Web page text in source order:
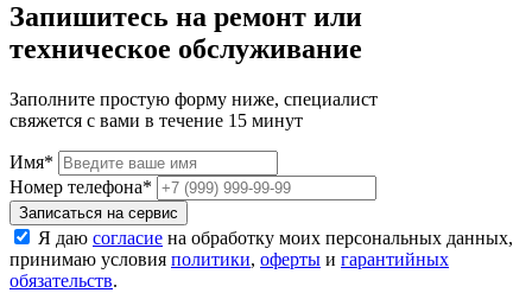
Запишитесь на ремонт или
техническое обслуживание
Заполните простую форму ниже, специалист
свяжется с вами в течение 15 минут
Имя*
Номер телефона*
Записаться на сервис
Я даю согласие на обработку моих персональных данных,
принимаю условия политики, оферты и гарантийных
обязательств.